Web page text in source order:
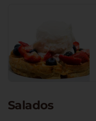
Salados